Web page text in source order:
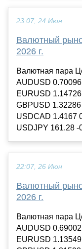
23:07, 24 Июн
Валютный
2026 г.
Валютная пара
AUDUSD
EURUSD
GBPUSD
USDCAD 1.4167
USDJPY 161.28 -
22:07, 26 Июн
Валютный
2026 г.
Валютная пара
AUDUSD
EURUSD